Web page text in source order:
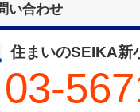
い合わせ
住まいのSEIKA新
03-